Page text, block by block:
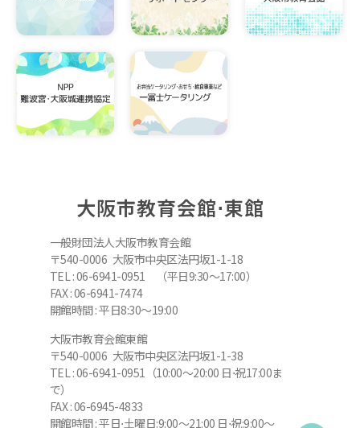
大阪市教育会館⋅東館
一般財団法人大阪市教育会館
〒540-0006 大阪市中央区法円坂1-1-18
TEL : 06-6941-0951 （平日9:30～17:00）
FAX : 06-6941-7474
開館時間 : 平日8:30～19:00
大阪市教育会館東館
〒540-0006 大阪市中央区法円坂1-1-38
TEL : 06-6941-0951（10:00～20:00 日⋅祝17:00ま
で）
FAX : 06-6945-4833
開館時間 : 平日⋅土曜日:9:00～21:00 日⋅祝:9:00～